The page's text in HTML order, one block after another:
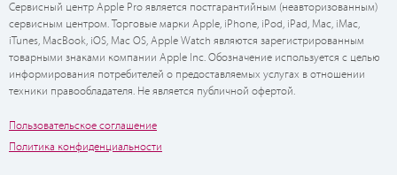
Сервисный центр Apple Pro является постгарантийным (неавторизованным)
сервисным центром. Торговые марки Apple, iPhone, iPod, iPad, Mac, iMac,
iTunes, MacBook, iOS, Mac OS, Apple Watch являются зарегистрированным
товарными знаками компании Apple Inc. Обозначение используется с целью
информирования потребителей о предоставляемых услугах в отношении
техники правообладателя. Не является публичной офертой.
Пользовательское соглашение
Политика конфиденциальности